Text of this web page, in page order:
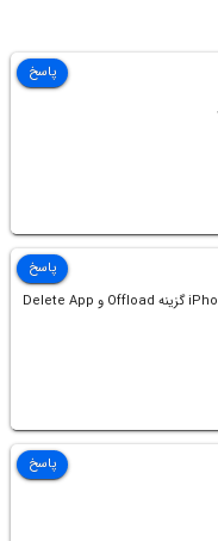
پاسخ
چرا تو قسمت iPhone Storage گزینه Offload و Delete App
پاسخ
پاسخ